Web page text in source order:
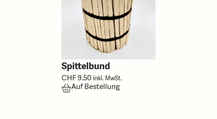
Spittelbund
CHF9.50 inkl. MwSt.
Auf Bestellung